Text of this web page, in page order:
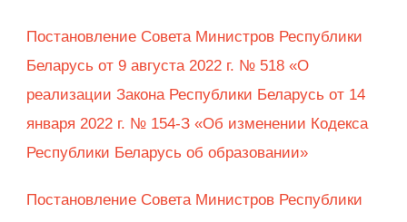
Постановление Совета Министров Республики
Беларусь от 9 августа 2022 г. № 518 «О
реализации Закона Республики Беларусь от 14
января 2022 г. № 154-З «Об изменении Кодекса
Республики Беларусь об образовании»
Постановление Совета Министров Республики